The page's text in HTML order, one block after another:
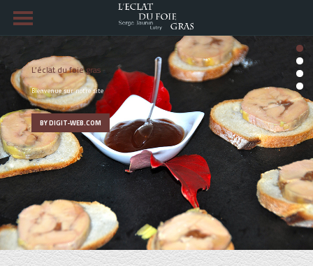
L’éclat du foie gras
Bienvenue sur notre site
BY DIGIT-WEB.COM